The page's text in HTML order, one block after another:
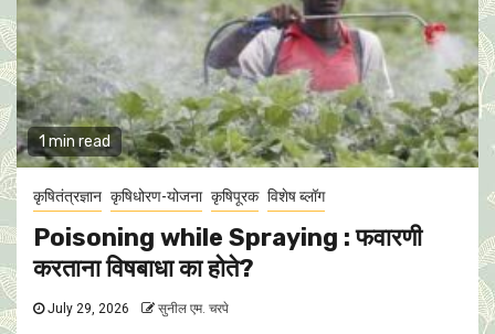
1 min read
कृषितंत्रज्ञान कृषिधोरण-योजना कृषिपूरक विशेष ब्लॉग
Poisoning while Spraying : फवारणी
करताना विषबाधा का हाेते?
July 29, 2026 सुनील एम. चरपे